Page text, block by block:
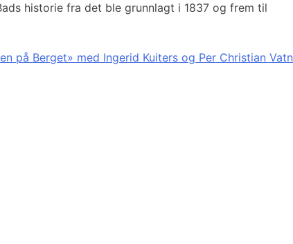
historie fra det ble grunnlagt i 1837 og frem til
på Berget» med Ingerid Kuiters og Per Christian Vatn